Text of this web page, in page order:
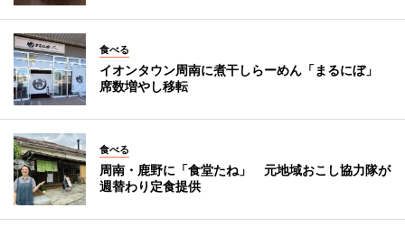
食べる
イオンタウン周南に煮干しらーめん「まるにぼ」
席数増やし移転
食べる
周南・鹿野に「食堂たね」 元地域おこし協力隊が
週替わり定食提供